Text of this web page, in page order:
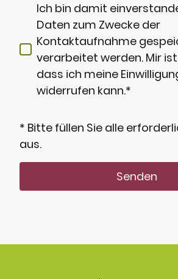
Ich bin damit
Daten zum Zwecke der
Kontaktaufnahme
verarbeitet werden. Mir
dass ich meine
widerrufen kann.*
* Bitte füllen Sie alle
aus.
Senden